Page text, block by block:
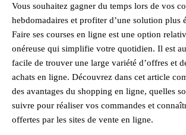
Vous souhaitez gagner du temps lors de vos
hebdomadaires et profiter d’une solution plus
Faire ses courses en ligne est une option
onéreuse qui simplifie votre quotidien. Il est
facile de trouver une large variété d’offres et
achats en ligne. Découvrez dans cet article
des avantages du shopping en ligne, quelles
suivre pour réaliser vos commandes et
offertes par les sites de vente en ligne.